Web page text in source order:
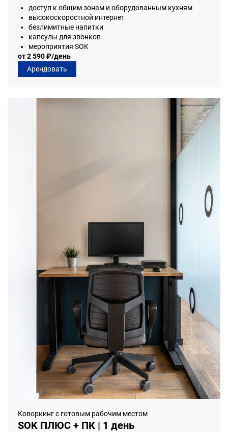
доступ к общим зонам и оборудованным кухням
высокоскоростной интернет
безлимитные напитки
капсулы для звонков
мероприятия SOK
от 2 590 ₽/день
Арендовать
Коворкинг с готовым рабочим местом
SOK ПЛЮС + ПК | 1 день